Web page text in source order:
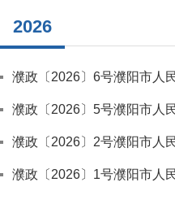
2026
濮政〔2026〕6号濮阳市人
濮政〔2026〕5号濮阳市人
濮政〔2026〕2号濮阳市人
濮政〔2026〕1号濮阳市人